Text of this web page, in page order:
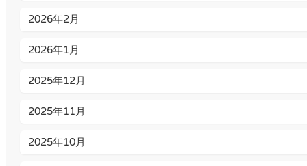
2026年2月
2026年1月
2025年12月
2025年11月
2025年10月